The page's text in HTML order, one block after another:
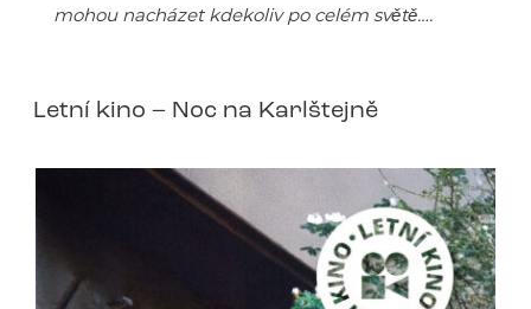
mohou nacházet kdekoliv po celém světě….
Letní kino – Noc na Karlštejně